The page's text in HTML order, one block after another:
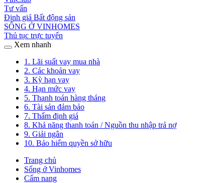
Tư vấn
Định giá Bất động sản
SỐNG Ở VINHOMES
Thủ tục trực tuyến
Xem nhanh
1. Lãi suất vay mua nhà
2. Các khoản vay
3. Kỳ hạn vay
4. Hạn mức vay
5. Thanh toán hàng tháng
6. Tài sản đảm bảo
7. Thẩm định giá
8. Khả năng thanh toán / Nguồn thu nhập trả nợ
9. Giải ngân
10. Bảo hiểm quyền sở hữu
Trang chủ
Sống ở Vinhomes
Cẩm nang